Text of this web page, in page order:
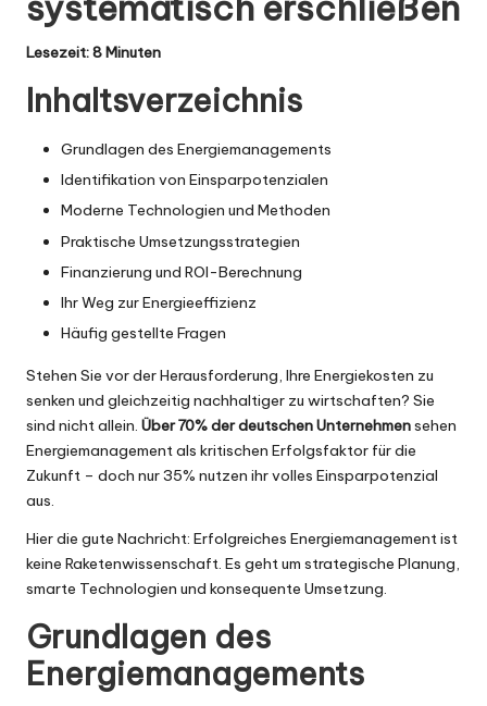
Lesezeit: 8 Minuten
Inhaltsverzeichnis
Grundlagen des Energiemanagements
Identifikation von Einsparpotenzialen
Moderne Technologien und Methoden
Praktische Umsetzungsstrategien
Finanzierung und ROI-Berechnung
Ihr Weg zur Energieeffizienz
Häufig gestellte Fragen
Stehen Sie vor der Herausforderung, Ihre Energiekosten zu
senken und gleichzeitig nachhaltiger zu wirtschaften? Sie
sind nicht allein. Über 70% der deutschen Unternehmensehen
Energiemanagement als kritischen Erfolgsfaktor für die
Zukunft – doch nur 35% nutzen ihr volles Einsparpotenzial
aus.
Hier die gute Nachricht: Erfolgreiches Energiemanagement ist
keine Raketenwissenschaft. Es geht um strategische Planung,
smarte Technologien und konsequente Umsetzung.
Grundlagen des
Energiemanagements